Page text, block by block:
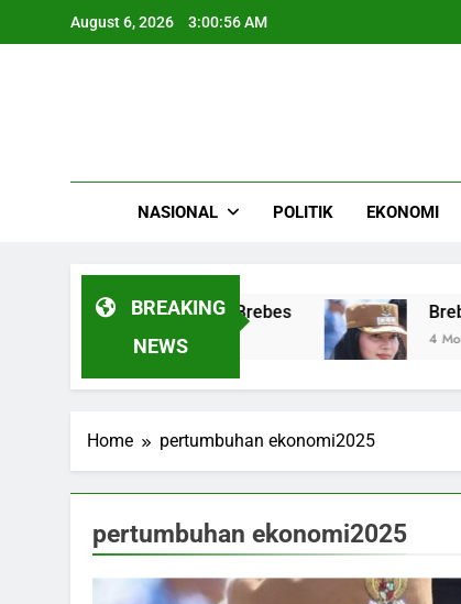
August 6, 2026 3:00:57 AM
NASIONAL POLITIK EKONOMI
BREAKING
NEWS
Pencari Rumput diBrebes Brebes
4 Months Ago
Home pertumbuhan ekonomi2025
pertumbuhan ekonomi2025